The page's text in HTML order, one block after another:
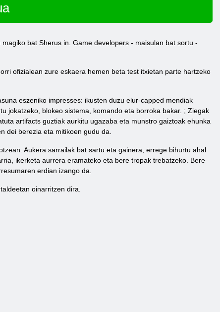
bat Sherus in. Game developers - maisulan bat sortu -
ofizialean zure eskaera hemen beta test itxietan parte hartzeko
eszeniko impresses: ikusten duzu elur-capped mendiak
jokatzeko, blokeo sistema, komando eta borroka bakar. ; Ziegak
artifacts guztiak aurkitu ugazaba eta munstro gaiztoak ehunka
dei berezia eta mitikoen gudu da.
Aukera sarrailak bat sartu eta gainera, errege bihurtu ahal
ikerketa aurrera eramateko eta bere tropak trebatzeko. Bere
erdian izango da.
oinarritzen dira.